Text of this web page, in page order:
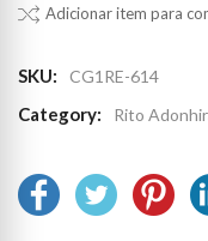
Adicionar item para
SKU: CG1RE-614
Category: Rito